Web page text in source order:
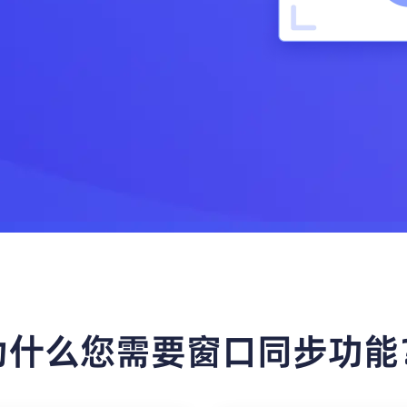
么您需要窗口同步功